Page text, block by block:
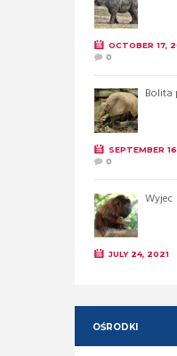
OCTOBER 17,
0
Bolita
SEPTEMBER
0
Wyjec
JULY 24, 2021
OŚRODKI